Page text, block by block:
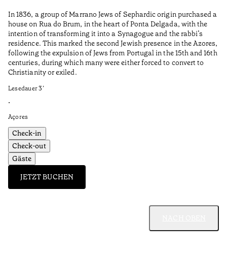
In 1836, a group of Marrano Jews of Sephardic origin purchased a
house on Rua do Brum, in the heart of Ponta Delgada, with the
intention of transforming it into a Synagogue and the rabbi’s
residence. This marked the second Jewish presence in the Azores,
following the expulsion of Jews from Portugal in the 15th and 16th
centuries, during which many were either forced to convert to
Christianity or exiled.
Lesedauer3’
•
Açores
Check-in
Check-out
Gäste
JETZT BUCHEN